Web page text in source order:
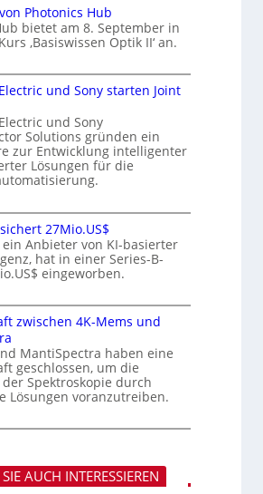
Photonics Hub
bietet am 8. September in
‚Basiswissen Optik II‘ an.
und Sony starten Joint
und Sony
Solutions gründen ein
zur Entwicklung intelligenter
Lösungen für die
27Mio.US$
ein Anbieter von KI-basierter
hat in einer Series-B-
eingeworben.
zwischen 4K-Mems und
MantiSpectra haben eine
geschlossen, um die
Spektroskopie durch
Lösungen voranzutreiben.
AUCH INTERESSIEREN